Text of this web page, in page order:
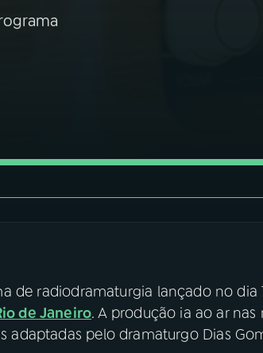
de radiodramaturgia lançado no dia
de Janeiro. A produção ia ao ar nas
adaptadas pelo dramaturgo Dias